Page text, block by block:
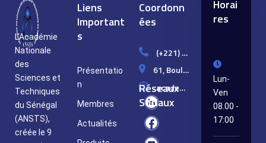
L’Académie
Nationale
des
Sciences et
Techniques
du Sénégal
(ANSTS),
créée le 9
Liens
Important
s
Présentatio
n
Membres
Actualités
Coordonn
ées
(+221) 33 849 10 99
61, Boulevard Djily MBAYE, Dakar/Sénégal
academie.st@ansts.sn
Réseaux
Sociaux
Horai
res
Lun-
Ven
08.00 -
17:00